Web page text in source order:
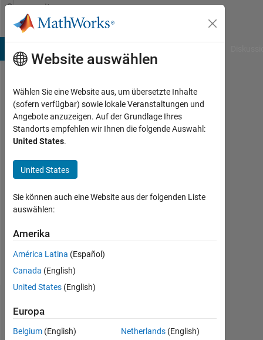
Weiter zum Inhalt
Community
Profile
Nut
Aktiv
seit
2016
Followers:
Following:
Follow
Statistik
Website auswählen
Wählen Sie eine Website aus, um übersetzte Inhalte
(sofern verfügbar) sowie lokale Veranstaltungen und
Angebote anzuzeigen. Auf der Grundlage Ihres
Standorts empfehlen wir Ihnen die folgende Auswahl:
United States.
United States
Sie können auch eine Website aus der folgenden Liste
auswählen:
Amerika
América Latina (Español)
Canada (English)
United States (English)
Europa
Belgium (English)
Netherlands (English)